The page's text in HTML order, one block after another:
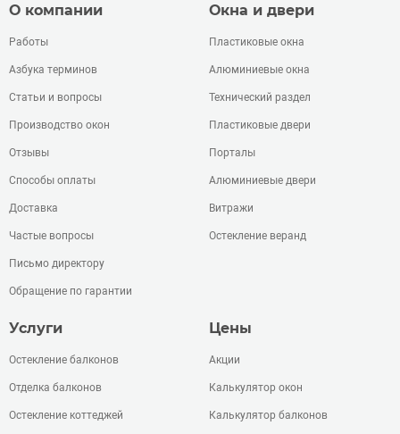
О компании
Работы
Азбука терминов
Статьи и вопросы
Производство окон
Отзывы
Способы оплаты
Доставка
Частые вопросы
Письмо директору
Обращение по гарантии
Окна и двери
Пластиковые окна
Алюминиевые окна
Технический раздел
Пластиковые двери
Порталы
Алюминиевые двери
Витражи
Остекление веранд
Услуги
Остекление балконов
Отделка балконов
Остекление коттеджей
Цены
Акции
Калькулятор окон
Калькулятор балконов